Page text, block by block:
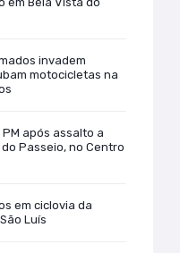
invadem
motocicletas na
após assalto a
Passeio, no Centro
em ciclovia da
Luís